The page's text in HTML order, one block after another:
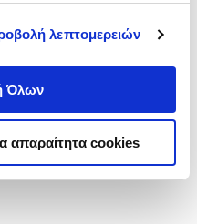
λεπτομερειών
Όλων
απαραίτητα cookies